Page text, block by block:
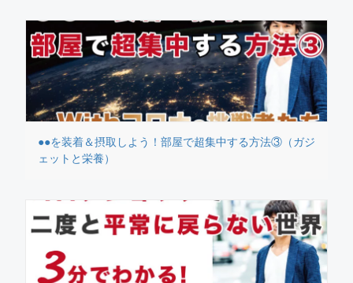
●●を装着＆摂取しよう！部屋で超集中する方法③（ガジ
ェットと栄養）